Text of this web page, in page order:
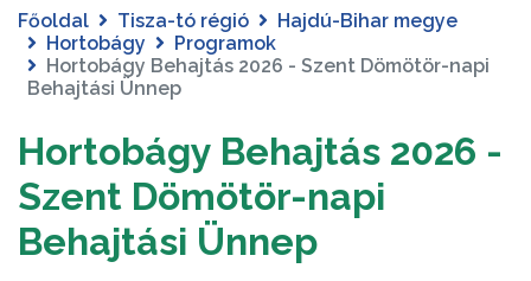
Főoldal Tisza-tó régió
Hajdú-Bihar megye
Hortobágy
Programok
Hortobágy Behajtás 2026 - Szent Dömötör-napi
Behajtási Ünnep
Hortobágy Behajtás 2026 -
Szent Dömötör-napi
Behajtási Ünnep